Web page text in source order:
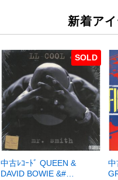
新着ア
SOLD
中古ﾚｺｰﾄﾞ QUEEN &
DAVID BOWIE &#…
中